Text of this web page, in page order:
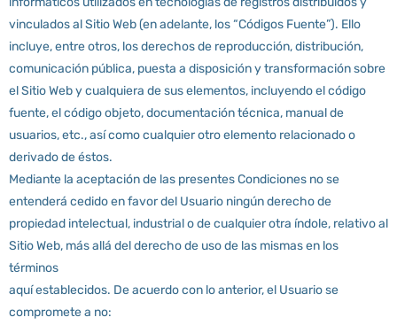
vinculados al Sitio Web (en adelante, los “Códigos Fuente”). Ello
incluye, entre otros, los derechos de reproducción, distribución,
comunicación pública, puesta a disposición y transformación sobre
el Sitio Web y cualquiera de sus elementos, incluyendo el código
fuente, el código objeto, documentación técnica, manual de
usuarios, etc., así como cualquier otro elemento relacionado o
derivado de éstos.
Mediante la aceptación de las presentes Condiciones no se
entenderá cedido en favor del Usuario ningún derecho de
propiedad intelectual, industrial o de cualquier otra índole, relativo al
Sitio Web, más allá del derecho de uso de las mismas en los
términos
aquí establecidos. De acuerdo con lo anterior, el Usuario se
compromete a no: